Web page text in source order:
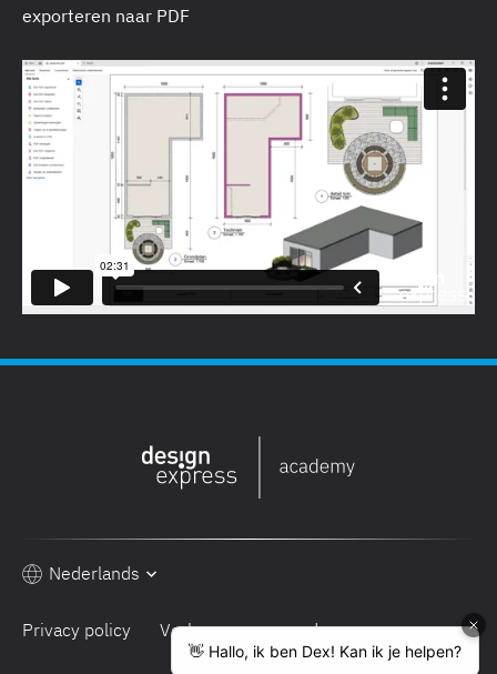
exporteren naar PDF
Privacy policy Verkoopsvoorwaarden
Nederlands